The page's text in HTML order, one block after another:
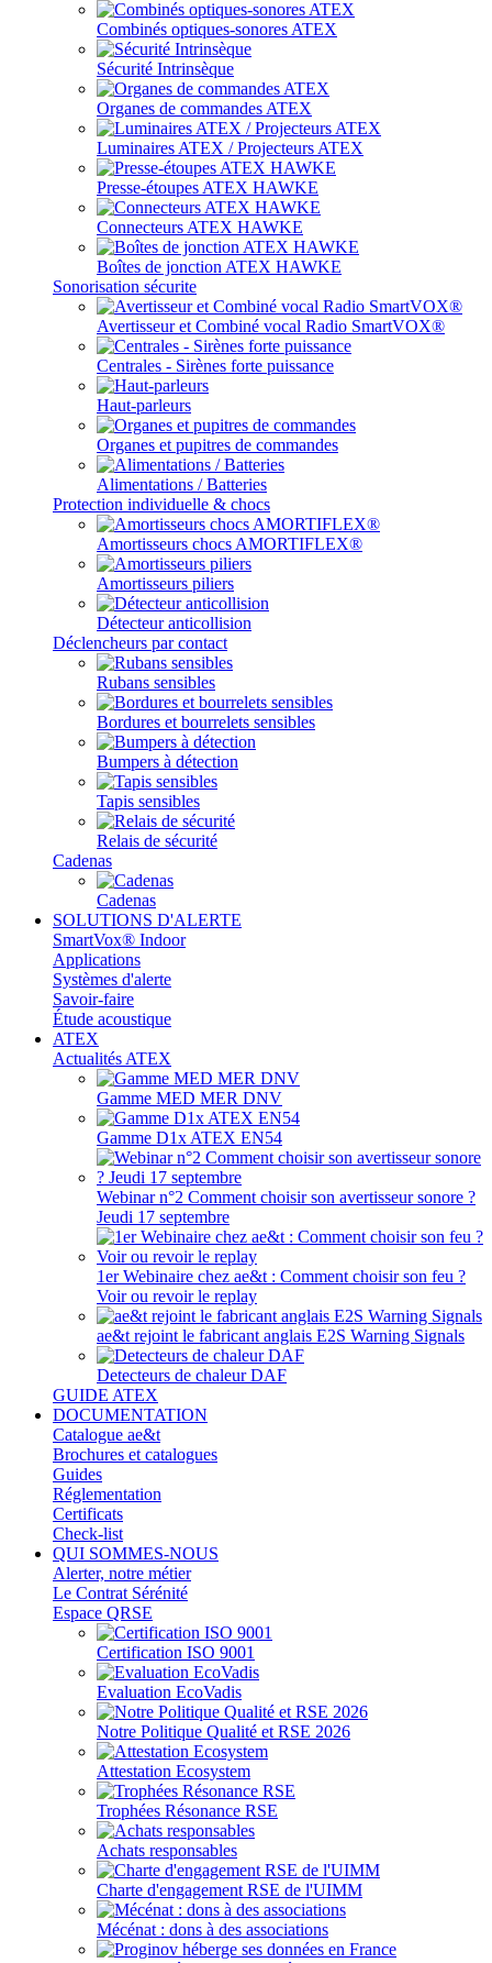
Combinés optiques-sonores ATEX
Sécurité Intrinsèque
Organes de commandes ATEX
Luminaires ATEX / Projecteurs ATEX
Presse-étoupes ATEX HAWKE
Connecteurs ATEX HAWKE
Boîtes de jonction ATEX HAWKE
Sonorisation sécurite
Avertisseur et Combiné vocal Radio SmartVOX®
Centrales - Sirènes forte puissance
Haut-parleurs
Organes et pupitres de commandes
Alimentations / Batteries
Protection individuelle & chocs
Amortisseurs chocs AMORTIFLEX®
Amortisseurs piliers
Détecteur anticollision
Déclencheurs par contact
Rubans sensibles
Bordures et bourrelets sensibles
Bumpers à détection
Tapis sensibles
Relais de sécurité
Cadenas
Cadenas
SOLUTIONS D'ALERTE
SmartVox® Indoor
Applications
Systèmes d'alerte
Savoir-faire
Étude acoustique
ATEX
Actualités ATEX
Gamme MED MER DNV
Gamme D1x ATEX EN54
Webinar n°2 Comment choisir son avertisseur sonore ?
Jeudi 17 septembre
1er Webinaire chez ae&t : Comment choisir son feu ?
Voir ou revoir le replay
ae&t rejoint le fabricant anglais E2S Warning Signals
Detecteurs de chaleur DAF
GUIDE ATEX
DOCUMENTATION
Catalogue ae&t
Brochures et catalogues
Guides
Réglementation
Certificats
Check-list
QUI SOMMES-NOUS
Alerter, notre métier
Le Contrat Sérénité
Espace QRSE
Certification ISO 9001
Evaluation EcoVadis
Notre Politique Qualité et RSE 2026
Attestation Ecosystem
Trophées Résonance RSE
Achats responsables
Charte d'engagement RSE de l'UIMM
Mécénat : dons à des associations